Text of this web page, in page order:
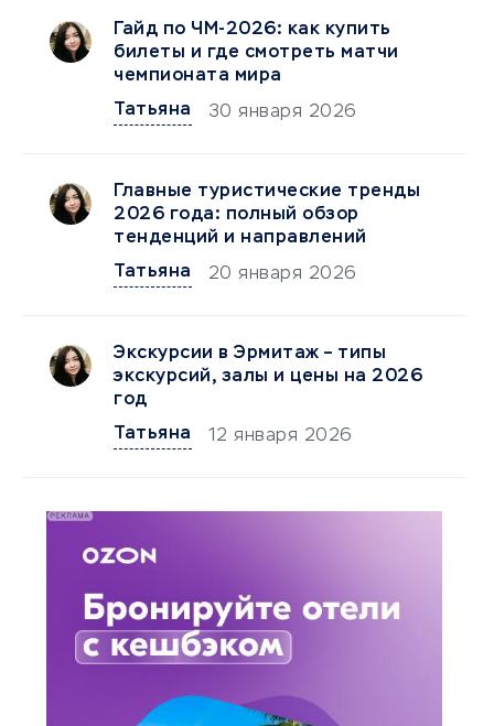
Гайд по ЧМ-2026: как купить
билеты и где смотреть матчи
чемпионата мира
Татьяна
30 января 2026
Главные туристические тренды
2026 года: полный обзор
тенденций и направлений
Татьяна
20 января 2026
Экскурсии в Эрмитаж – типы
экскурсий, залы и цены на 2026
год
Татьяна
12 января 2026